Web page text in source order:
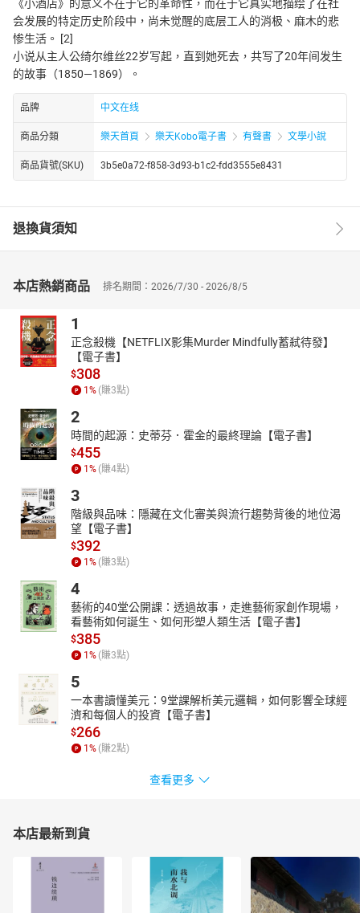
《小酒店》的意义不在于它的革命性，而在于它真实地描绘了在社
会发展的特定历史阶段中，尚未觉醒的底层工人的消极、麻木的悲
惨生活。 [2]
小说从主人公绮尔维丝22岁写起，直到她死去，共写了20年间发生
的故事（1850—1869）。
品牌 中文在线
商品分類 樂天首頁 樂天Kobo電子書 有聲書 文學小說
商品貨號(SKU) 3b5e0a72-f858-3d93-b1c2-fdd3555e8431
退換貨須知
本店熱銷商品 排名期間：2026/7/30 - 2026/8/5
1
正念殺機【NETFLIX影集Murder Mindfully蓄弒待發】
【電子書】
$308
1% (賺3點)
2
時間的起源：史蒂芬．霍金的最終理論【電子書】
$455
1% (賺4點)
3
階級與品味：隱藏在文化審美與流行趨勢背後的地位渴
望【電子書】
$392
1% (賺3點)
4
藝術的40堂公開課：透過故事，走進藝術家創作現場，
看藝術如何誕生、如何形塑人類生活【電子書】
$385
1% (賺3點)
5
一本書讀懂美元：9堂課解析美元邏輯，如何影響全球經
濟和每個人的投資【電子書】
$266
1% (賺2點)
查看更多
本店最新到貨